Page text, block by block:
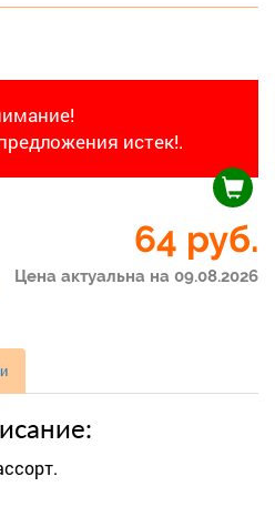
истек!.
64 руб.
Цена актуальна на 09.08.2026